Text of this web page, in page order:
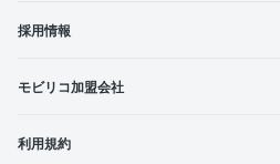
採用情報
モビリコ加盟会社
利用規約